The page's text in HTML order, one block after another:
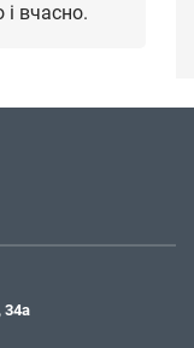
вчасно.
34а